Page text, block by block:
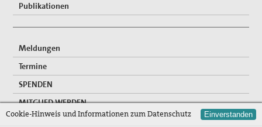
Publikationen
Meldungen
Termine
SPENDEN
MITGLIED WERDEN
Cookie-Hinweis und Informationen zum Datenschutz Einverstanden